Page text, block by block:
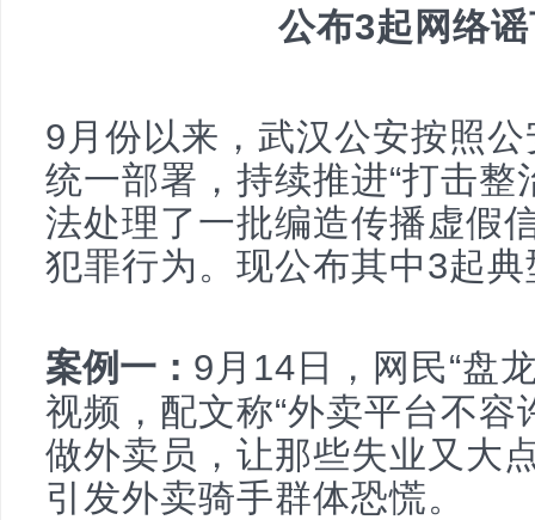
公布3起网络
9月份以来，武汉公安按照
统一部署，持续推进“打击整
法处理了一批编造传播虚假
犯罪行为。现公布其中3起
案例一： 9月14日，网民“盘
视频，配文称“外卖平台不
做外卖员，让那些失业又大
引发外卖骑手群体恐慌。